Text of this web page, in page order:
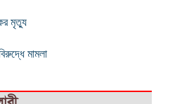
মৃত্যু
মামলা